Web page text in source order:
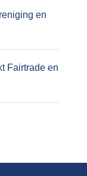
en
Fairtrade en